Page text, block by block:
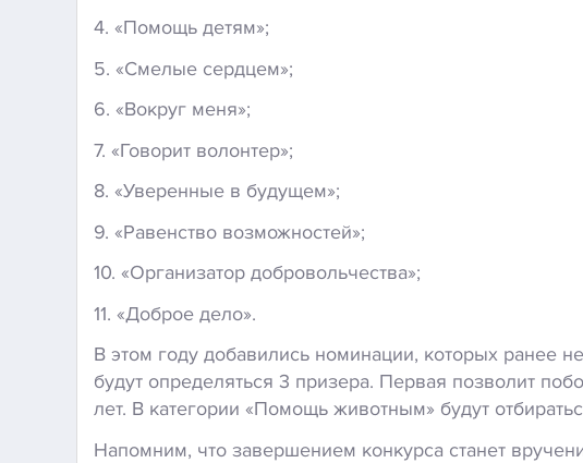
4. «Помощь детям»;
5. «Смелые сердцем»;
6. «Вокруг меня»;
7. «Говорит волонтер»;
8. «Уверенные в будущем»;
9. «Равенство возможностей»;
10. «Организатор добровольчества»;
11. «Доброе дело».
В этом году добавились номинации, которых
будут определяться 3 призера. Первая позволит
лет. В категории «Помощь животным» будут
Напомним, что завершением конкурса станет